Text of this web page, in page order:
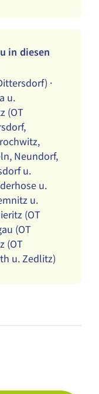
in diesen
·
u.
(OT
Neundorf,
u.
u.
u.
(OT
(OT
(OT
u. Zedlitz)